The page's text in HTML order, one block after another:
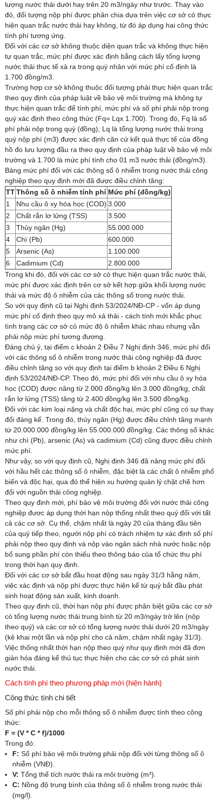
lượng nước thải dưới hay trên 20 m3/ngày như trước. Thay vào
đó, đối tượng nộp phí được phân chia dựa trên việc cơ sở có thực
hiện quan trắc nước thải hay không, từ đó áp dụng hai công thức
tính phí tương ứng.
Đối với các cơ sở không thuộc diện quan trắc và không thực hiện
tự quan trắc, mức phí được xác định bằng cách lấy tổng lượng
nước thải thực tế xả ra trong quý nhân với mức phí cố định là
1.700 đồng/m3.
Trường hợp cơ sở không thuộc đối tượng phải thực hiện quan trắc
theo quy định của pháp luật về bảo vệ môi trường mà không tự
thực hiện quan trắc để tính phí, mức phí và số phí phải nộp trong
quý xác định theo công thức (Fq= Lqx 1.700). Trong đó, Fq là số
phí phải nộp trong quý (đồng); Lq là tổng lượng nước thải trong
quý nộp phí (m3) được xác định căn cứ kết quả thực tế của đồng
hồ đo lưu lượng đầu ra theo quy định của pháp luật về bảo vệ môi
trường và 1.700 là mức phí tính cho 01 m3 nước thải (đồng/m3).
Bảng mức phí đối với các thông số ô nhiễm trong nước thải công
nghiệp theo quy định mới đã được điều chỉnh tăng:
TTThông số ô nhiễm tính phí Mức phí (đồng/kg)
1
Nhu cầu ô xy hóa học (COD) 3.000
2
Chất rắn lơ lửng (TSS)
3.500
3
Thủy ngân (Hg)
55.000.000
4
Chì (Pb)
600.000
5
Arsenic (As)
1.100.000
6
Cadimium (Cd)
2.800.000
Trong khi đó, đối với các cơ sở có thực hiện quan trắc nước thải,
mức phí được xác định trên cơ sở kết hợp giữa khối lượng nước
thải và mức độ ô nhiễm của các thông số trong nước thải.
So với quy định cũ tại Nghị định 53/2024/NĐ-CP - vốn áp dụng
mức phí cố định theo quy mô xả thải - cách tính mới khắc phục
tình trạng các cơ sở có mức độ ô nhiễm khác nhau nhưng vẫn
phải nộp mức phí tương đương.
Đáng chú ý, tại điểm c khoản 2 Điều 7 Nghị định 346, mức phí đối
với các thông số ô nhiễm trong nước thải công nghiệp đã được
điều chỉnh tăng so với quy định tại điểm b khoản 2 Điều 6 Nghị
định 53/2024/NĐ-CP. Theo đó, mức phí đối với nhu cầu ô xy hóa
học (COD) được nâng từ 2.000 đồng/kg lên 3.000 đồng/kg; chất
rắn lơ lửng (TSS) tăng từ 2.400 đồng/kg lên 3.500 đồng/kg.
Đối với các kim loại nặng và chất độc hại, mức phí cũng có sự thay
đổi đáng kể. Trong đó, thủy ngân (Hg) được điều chỉnh tăng mạnh
từ 20.000.000 đồng/kg lên 55.000.000 đồng/kg. Các thông số khác
như chì (Pb), arsenic (As) và cadimium (Cd) cũng được điều chỉnh
mức phí.
Như vậy, so với quy định cũ, Nghị định 346 đã nâng mức phí đối
với hầu hết các thông số ô nhiễm, đặc biệt là các chất ô nhiễm phổ
biến và độc hại, qua đó thể hiện xu hướng quản lý chặt chẽ hơn
đối với nguồn thải công nghiệp.
Theo quy định mới, phí bảo vệ môi trường đối với nước thải công
nghiệp được áp dụng thời hạn nộp thống nhất theo quý đối với tất
cả các cơ sở. Cụ thể, chậm nhất là ngày 20 của tháng đầu tiên
của quý tiếp theo, người nộp phí có trách nhiệm tự xác định số phí
phải nộp theo quy định và nộp vào ngân sách nhà nước hoặc nộp
bổ sung phần phí còn thiếu theo thông báo của tổ chức thu phí
trong thời hạn quy định.
Đối với các cơ sở bắt đầu hoạt động sau ngày 31/3 hằng năm,
việc xác định và nộp phí được thực hiện kể từ quý bắt đầu phát
sinh hoạt động sản xuất, kinh doanh.
Theo quy định cũ, thời hạn nộp phí được phân biệt giữa các cơ sở
có tổng lượng nước thải trung bình từ 20 m3/ngày trở lên (nộp
theo quý) và các cơ sở có tổng lượng nước thải dưới 20 m3/ngày
(kê khai một lần và nộp phí cho cả năm, chậm nhất ngày 31/3).
Việc thống nhất thời hạn nộp theo quý như quy định mới đã đơn
giản hóa đáng kể thủ tục thực hiện cho các cơ sở có phát sinh
nước thải.
Cách tính phí theo phương pháp mới (hiện hành)
Công thức tính chi tiết
Số phí phải nộp cho mỗi thông số ô nhiễm được tính theo công
thức:
F = (V * C * f)/1000
Trong đó:
F: Số phí bảo vệ môi trường phải nộp đối với từng thông số ô
nhiễm (VNĐ).
V: Tổng thể tích nước thải ra môi trường (m³).
C: Nồng độ trung bình của thông số ô nhiễm trong nước thải
(mg/l).